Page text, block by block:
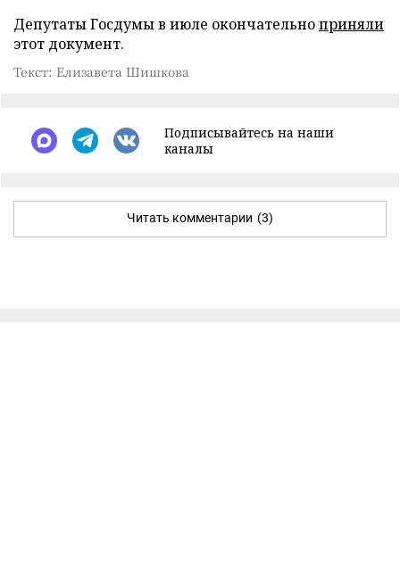
Депутаты Госдумы в июле окончательноприняли
этот документ.
Текст: Елизавета Шишкова
Подписывайтесь на наши
каналы
Читать комментарии (3)